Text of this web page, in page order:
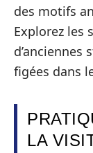
des motifs
Explorez les
d’anciennes
figées dans
LA